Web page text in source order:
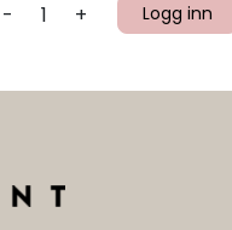
- + Logg inn